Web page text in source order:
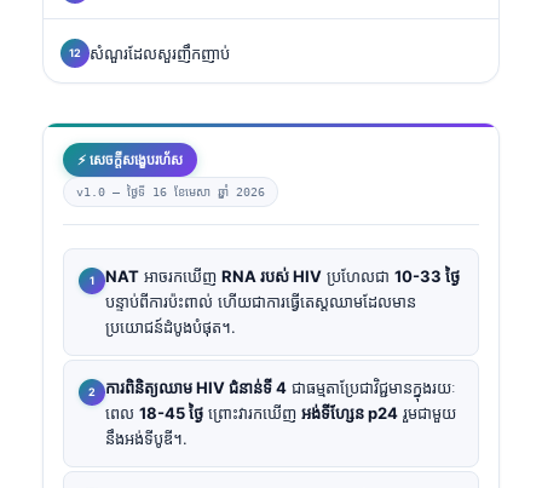
សំណួរដែលសួរញឹកញាប់
⚡ សេចក្តីសង្ខេបរហ័ស
v1.0 — ថ្ងៃទី 16 ខែមេសា ឆ្នាំ 2026
NAT អាចរកឃើញ RNA របស់ HIV ប្រហែលជា 10-33 ថ្ងៃ
បន្ទាប់ពីការប៉ះពាល់ ហើយជាការធ្វើតេស្តឈាមដែលមាន
ប្រយោជន៍ដំបូងបំផុត។.
ការពិនិត្យឈាម HIV ជំនាន់ទី 4 ជាធម្មតាប្រែជាវិជ្ជមានក្នុងរយៈ
ពេល 18-45 ថ្ងៃ ព្រោះវារកឃើញ អង់ទីហ្សែន p24 រួមជាមួយ
នឹងអង់ទីបូឌី។.